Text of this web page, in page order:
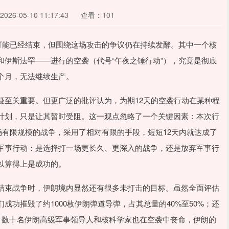
05-10 11:17:43 查看：101
经结束，但围绕这场攻击的争议仍在持续发酵。其中一个核
斯法罕——进行的空袭（代号“午夜之锤行动”），究竟是彻底
，无法继续生产。
关重要。但更广泛的批评认为，为期12天的空袭行动在某种程
，只是让其暂时受阻。这一观点忽略了一个关键因素：本次行
限规模的战争，采用了相对有限的手段，短短12天内就达成了
行动：是选择打一场更长久、更深入的战争，还是放弃军事行
得上是成功的。
战争时，伊朗境内显然还有很多未打击的目标。虽然全面评估
功摧毁了约1000枚伊朗弹道导弹，占其总量的40%至50%；还
十名伊朗高级军事领导人和核科学家也在空袭中丧命，伊朗的